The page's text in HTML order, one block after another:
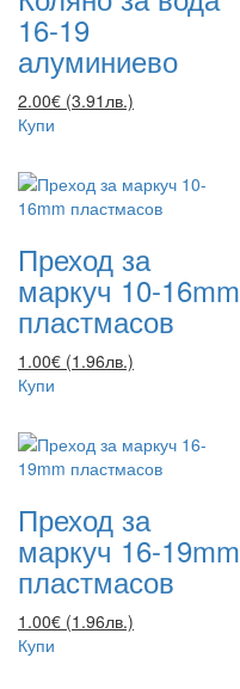
16-19
алуминиево
2.00€ (3.91лв.)
Купи
Преход за
маркуч 10-16mm
пластмасов
1.00€ (1.96лв.)
Купи
Преход за
маркуч 16-19mm
пластмасов
1.00€ (1.96лв.)
Купи